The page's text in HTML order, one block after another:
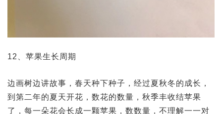
12、苹果生长周期
边画树边讲故事，春天种下种子，经过夏秋冬的成长，
到第二年的夏天开花，数花的数量，秋季丰收结苹果
了，每一朵花会长成一颗苹果，数数量，不理解一一对